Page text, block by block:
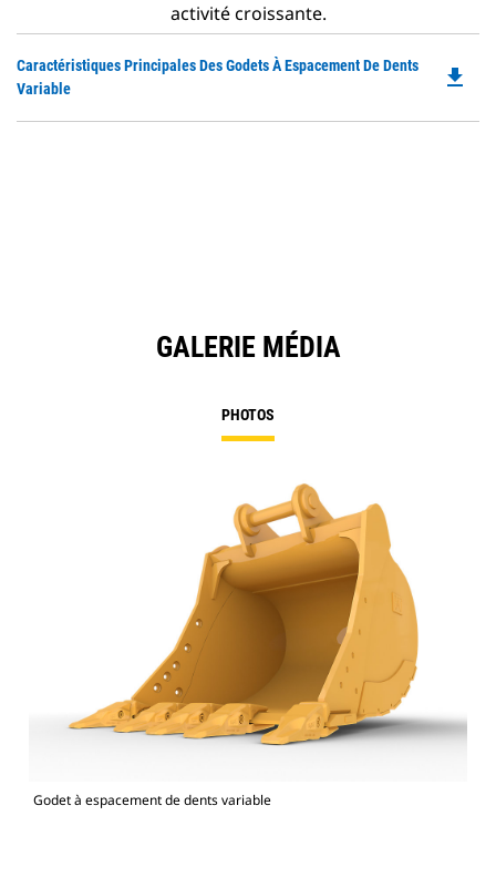
activité croissante.
Caractéristiques Principales Des Godets À Espacement De Dents
Variable
file_download
GALERIE MÉDIA
PHOTOS
Godet à espacement de dents variable